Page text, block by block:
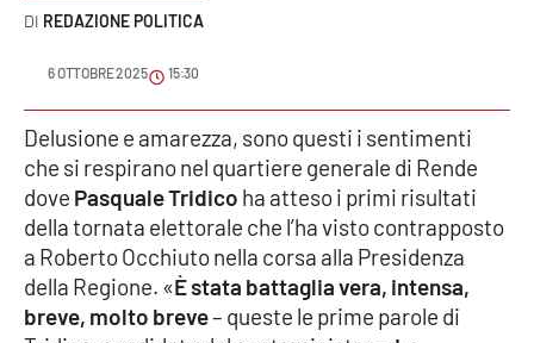
Podcast
Meteo
Editoriali
VIDEO
Ambiente
REDAZIONE POLITICA
6 OTTOBRE 2025 15:30
Delusione e amarezza, sono questi i sentimenti
che si respirano nel quartiere generale di Rende
dove Pasquale Tridico ha atteso i primi risultati
della tornata elettorale che l’ha visto contrapposto
a Roberto Occhiuto nella corsa alla Presidenza
della Regione. «È stata battaglia vera, intensa,
breve, molto breve– queste le prime parole di